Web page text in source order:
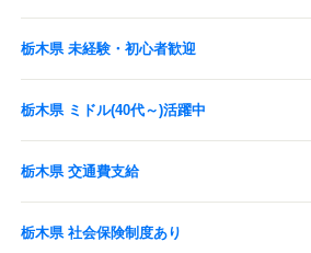
栃木県 未経験・初心者歓迎
栃木県 ミドル(40代～)活躍中
栃木県 交通費支給
栃木県 社会保険制度あり